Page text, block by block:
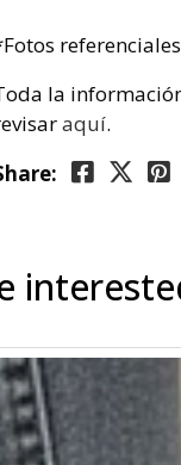
la
aquí.